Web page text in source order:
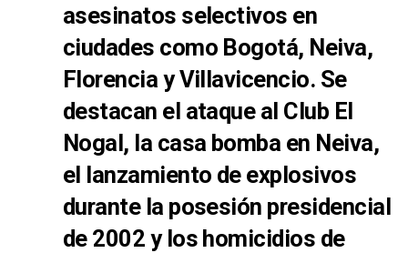
asesinatos selectivos en
ciudades como Bogotá, Neiva,
Florencia y Villavicencio. Se
destacan el ataque al Club El
Nogal, la casa bomba en Neiva,
el lanzamiento de explosivos
durante la posesión presidencial
de 2002 y los homicidios de